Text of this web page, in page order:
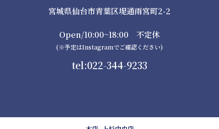
宮城県仙台市青葉区堤通雨宮町2-2
Open/10:00~18:00 不定休
(※予定はInstagramでご確認ください)
tel:022-344-9233